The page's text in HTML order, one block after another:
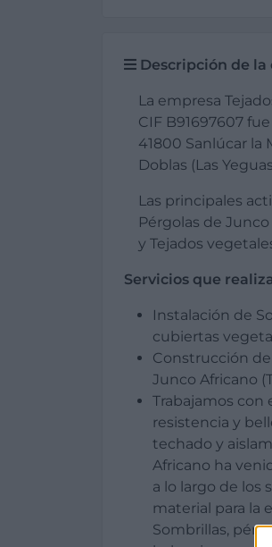
Descripción de la
La empresa
CIF B91697607
41800 Sanlúcar la
Doblas (Las
Las principales
Pérgolas de
y Tejados
Servicios que
Instalación de
cubiertas
Construcción
Junco Africano
Trabajamos con
resistencia y
techado y
Africano ha
a lo largo de los
material para la
Sombrillas,